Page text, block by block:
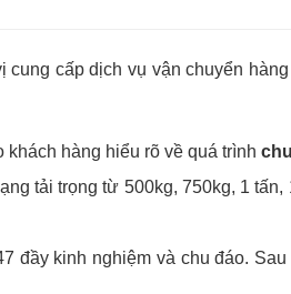
cấp dịch vụ vận chuyển
hàng hiểu rõ về quá trình
tải trọng từ 500kg, 750kg, 1
kinh nghiệm và chu đáo.